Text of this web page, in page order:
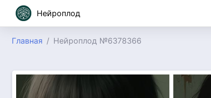
Нейроплод
Главная Нейроплод №6378366